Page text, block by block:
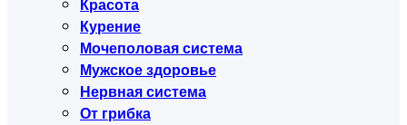
Курение
Мочеполовая система
Мужское здоровье
Нервная система
От грибка